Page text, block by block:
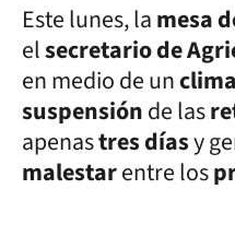
Este lunes, lamesa
elsecretario de
en medio de un
suspensiónde las
apenastres díasy
malestarentre los